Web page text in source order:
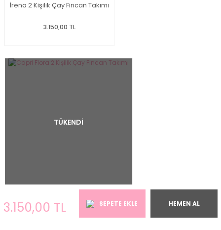
İrena 2 Kişilik Çay Fincan Takımı
3.150,00 TL
TÜKENDİ
Capri Flora 2 Kişilik Çay Fincan Takımı
3.150,00 TL SEPETE EKLE HEMEN AL